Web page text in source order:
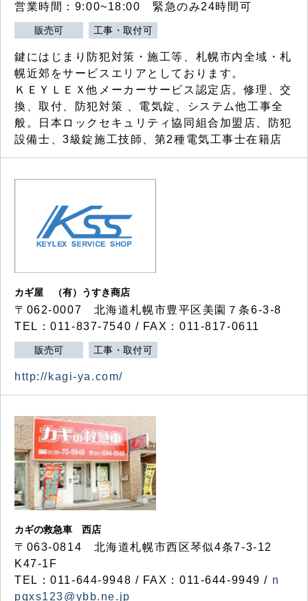
営業時間：9:00~18:00 緊急のみ24時間可
販売可 工事・取付可
鍵にはじまり防犯対策・施工等、札幌市内全域・札
幌近郊をサービスエリアとしております。
ＫＥＹＬＥＸ他メーカーサービス認定店。修理、交
換、取付、防犯対策 、電気錠、システム他工事全
般。日本ロックセキュリティ協同組合加盟店、防犯
設備士、3級錠施工技師、第2種電気工事士在籍店
カギ屋 （有）うすき商店
〒062-0007 北海道札幌市豊平区美園７条6-3-8
TEL：011-837-7540 / FAX：011-817-0611
販売可 工事・取付可
http://kagi-ya.com/
カギの救急車 西店
〒063-0814 北海道札幌市西区琴似4条7-3-12
K47-1F
TEL：011-644-9948 / FAX：011-644-9949 / n
pqxs123@ybb.ne.jp